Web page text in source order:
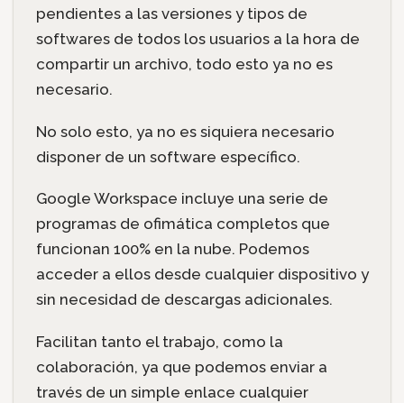
pendientes a las versiones y tipos de
softwares de todos los usuarios a la hora de
compartir un archivo, todo esto ya no es
necesario.
No solo esto, ya no es siquiera necesario
disponer de un software específico.
Google Workspace incluye una serie de
programas de ofimática completos que
funcionan 100% en la nube. Podemos
acceder a ellos desde cualquier dispositivo y
sin necesidad de descargas adicionales.
Facilitan tanto el trabajo, como la
colaboración, ya que podemos enviar a
través de un simple enlace cualquier